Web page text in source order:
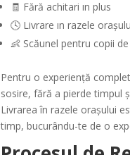
🧾 Fără achitari ın plus
🕓 Livrare ın razele
👶 Scăunel pentru copii
Pentru o experiență
sosire, fără a pierde timpul
Livrarea în razele oraşului
timp, bucurându-te de o